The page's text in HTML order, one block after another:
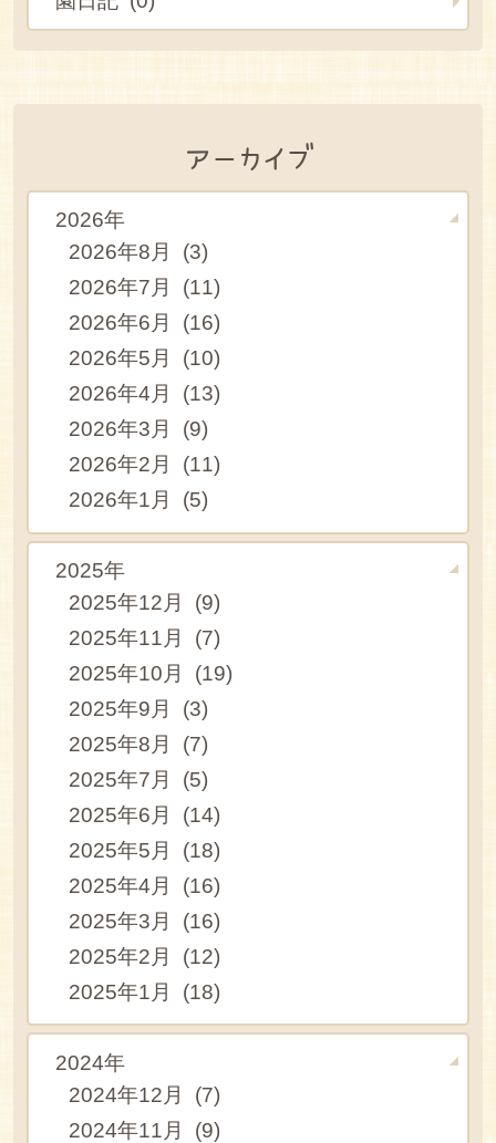
アーカイブ
2026年
2026年8月 (3)
2026年7月 (11)
2026年6月 (16)
2026年5月 (10)
2026年4月 (13)
2026年3月 (9)
2026年2月 (11)
2026年1月 (5)
2025年
2025年12月 (9)
2025年11月 (7)
2025年10月 (19)
2025年9月 (3)
2025年8月 (7)
2025年7月 (5)
2025年6月 (14)
2025年5月 (18)
2025年4月 (16)
2025年3月 (16)
2025年2月 (12)
2025年1月 (18)
2024年
2024年12月 (7)
2024年11月 (9)